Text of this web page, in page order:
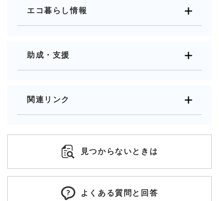
エコ暮らし情報
助成・支援
関連リンク
見つからないときは
よくある質問と回答